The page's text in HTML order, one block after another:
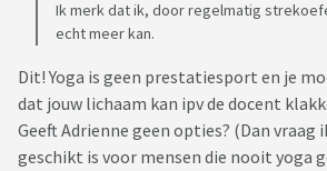
Ik merk dat ik, door regelmatig
echt meer kan.
Dit! Yoga is geen prestatiesport en je
dat jouw lichaam kan ipv de docent
Geeft Adrienne geen opties? (Dan vraag
geschikt is voor mensen die nooit yoga